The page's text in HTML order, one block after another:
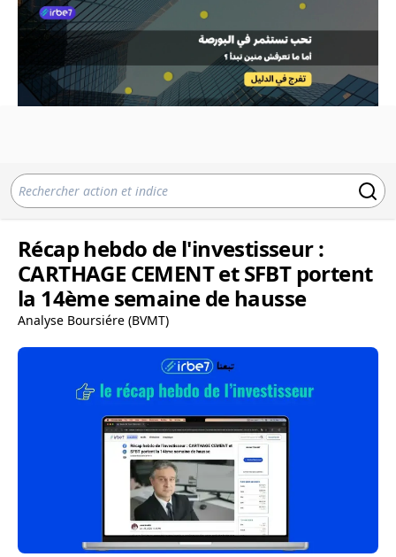
Récap hebdo de l'investisseur :
CARTHAGE CEMENT et SFBT portent
la 14ème semaine de hausse
Analyse Boursiére (BVMT)